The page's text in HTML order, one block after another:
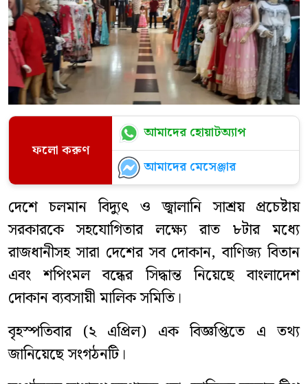
ফলো করুণ
আমাদের হোয়াটঅ্যাপ
আমাদের মেসেঞ্জার
দেশে চলমান বিদ্যুৎ ও জ্বালানি সাশ্রয় প্রচেষ্টায়
সরকারকে সহযোগিতার লক্ষ্যে রাত ৮টার মধ্যে
রাজধানীসহ সারা দেশের সব দোকান, বাণিজ্য বিতান
এবং শপিংমল বন্ধের সিদ্ধান্ত নিয়েছে বাংলাদেশ
দোকান ব্যবসায়ী মালিক সমিতি।
বৃহস্পতিবার (২ এপ্রিল) এক বিজ্ঞপ্তিতে এ তথ্য
জানিয়েছে সংগঠনটি।